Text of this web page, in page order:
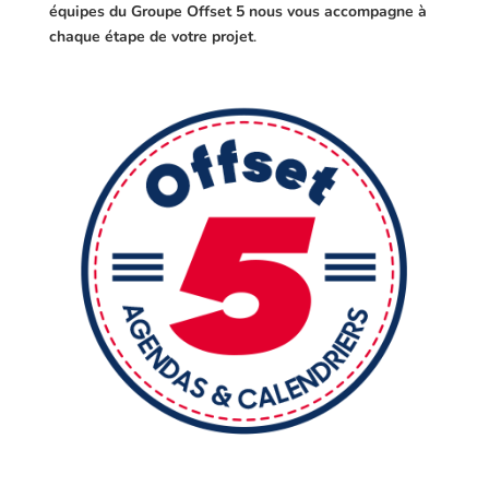
équipes du Groupe Offset 5 nous vous accompagne à
chaque étape de votre projet.